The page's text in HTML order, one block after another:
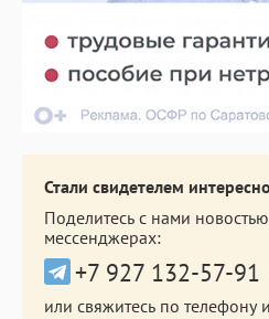
Стали свидетелем
Поделитесь с нами
мессенджерах:
+7 927 132-57-91
или свяжитесь по телефону